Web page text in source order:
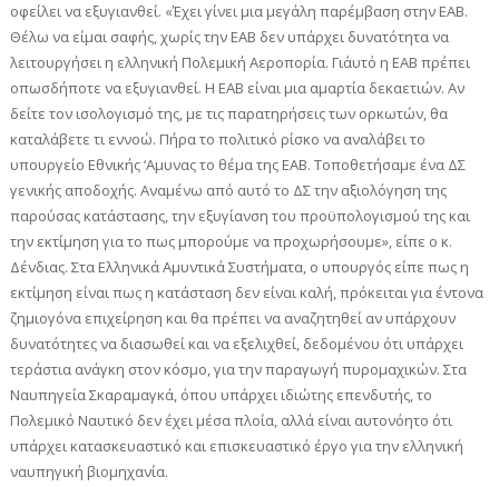
οφείλει να εξυγιανθεί. «Έχει γίνει μια μεγάλη παρέμβαση στην ΕΑΒ.
Θέλω να είμαι σαφής, χωρίς την ΕΑΒ δεν υπάρχει δυνατότητα να
λειτουργήσει η ελληνική Πολεμική Αεροπορία. Γι΄αυτό η ΕΑΒ πρέπει
οπωσδήποτε να εξυγιανθεί. Η ΕΑΒ είναι μια αμαρτία δεκαετιών. Αν
δείτε τον ισολογισμό της, με τις παρατηρήσεις των ορκωτών, θα
καταλάβετε τι εννοώ. Πήρα το πολιτικό ρίσκο να αναλάβει το
υπουργείο Εθνικής ‘Αμυνας το θέμα της ΕΑΒ. Τοποθετήσαμε ένα ΔΣ
γενικής αποδοχής. Αναμένω από αυτό το ΔΣ την αξιολόγηση της
παρούσας κατάστασης, την εξυγίανση του προϋπολογισμού της και
την εκτίμηση για το πως μπορούμε να προχωρήσουμε», είπε ο κ.
Δένδιας. Στα Ελληνικά Αμυντικά Συστήματα, ο υπουργός είπε πως η
εκτίμηση είναι πως η κατάσταση δεν είναι καλή, πρόκειται για έντονα
ζημιογόνα επιχείρηση και θα πρέπει να αναζητηθεί αν υπάρχουν
δυνατότητες να διασωθεί και να εξελιχθεί, δεδομένου ότι υπάρχει
τεράστια ανάγκη στον κόσμο, για την παραγωγή πυρομαχικών. Στα
Ναυπηγεία Σκαραμαγκά, όπου υπάρχει ιδιώτης επενδυτής, το
Πολεμικό Ναυτικό δεν έχει μέσα πλοία, αλλά είναι αυτονόητο ότι
υπάρχει κατασκευαστικό και επισκευαστικό έργο για την ελληνική
ναυπηγική βιομηχανία.